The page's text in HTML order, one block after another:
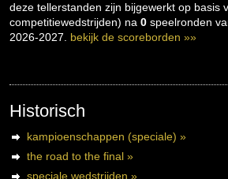
deze tellerstanden zijn bijgewerkt op basis
competitiewedstrijden) na 0 speelronden
2026-2027. bekijk de scoreborden »»
Historisch
kampioenschappen (speciale) »
the road to the final »
speciale wedstrijden »